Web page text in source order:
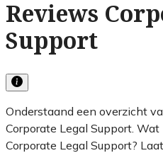
Reviews
Support
Onderstaand een overzicht
Corporate Legal Support.
Corporate Legal Support?